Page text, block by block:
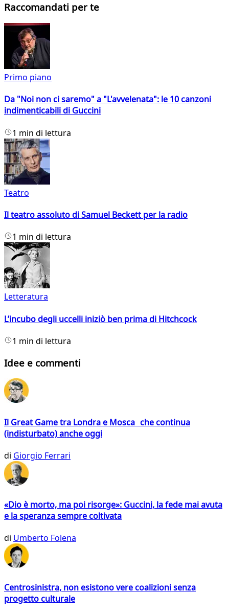
Raccomandati per te
Primo piano
Da "Noi non ci saremo" a "L'avvelenata": le 10 canzoni
indimenticabili di Guccini
1 min di lettura
Teatro
Il teatro assoluto di Samuel Beckett per la radio
1 min di lettura
Letteratura
L’incubo degli uccelli iniziò ben prima di Hitchcock
1 min di lettura
Idee e commenti
Il Great Game tra Londra e Mosca che continua
(indisturbato) anche oggi
di Giorgio Ferrari
«Dio è morto, ma poi risorge»: Guccini, la fede mai avuta
e la speranza sempre coltivata
di Umberto Folena
Centrosinistra, non esistono vere coalizioni senza
progetto culturale